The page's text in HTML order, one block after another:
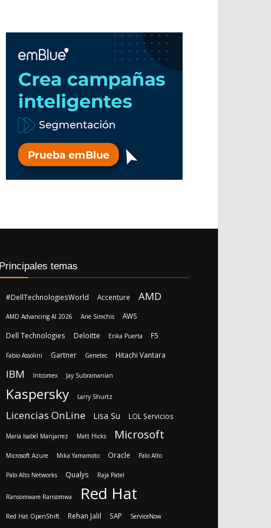
Principales temas
#DellTechnologiesWorld Accenture AMD
AMD Advancing AI 2026 Arie Simchis AWS
Dell Technologies Deloitte Erika Puerta F5
Fabio Assolini Gartner Genetec Hitachi Vantara
IBM Intcomex Jay Subramanian
Kaspersky Larry Shurtz
Licencias OnLine Lisa Su LOL Servicios
María Isabel Manjarrez Matt Hicks Microsoft
Microsoft Azure Mika Yamamoto Oracle Palo Alto
Palo Alto Networks Qualys Raja Patel
Ransomware Ransomwa Red Hat
Red Hat OpenShift Rehan Jalil SAP ServiceNow